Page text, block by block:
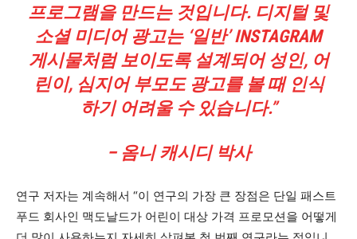
프로그램을 만드는 것입니다. 디지털 및
소셜 미디어 광고는 ‘일반’ INSTAGRAM
게시물처럼 보이도록 설계되어 성인, 어
린이, 심지어 부모도 광고를 볼 때 인식
하기 어려울 수 있습니다.”
– 옴니 캐시디 박사
연구 저자는 계속해서 “이 연구의 가장 큰 장점은 단일 패스트
푸드 회사인 맥도날드가 어린이 대상 가격 프로모션을 어떻게